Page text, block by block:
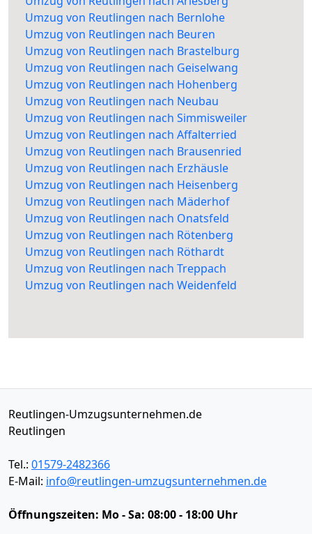
Umzug von Reutlingen nach Bernlohe
Umzug von Reutlingen nach Beuren
Umzug von Reutlingen nach Brastelburg
Umzug von Reutlingen nach Geiselwang
Umzug von Reutlingen nach Hohenberg
Umzug von Reutlingen nach Neubau
Umzug von Reutlingen nach Simmisweiler
Umzug von Reutlingen nach Affalterried
Umzug von Reutlingen nach Brausenried
Umzug von Reutlingen nach Erzhäusle
Umzug von Reutlingen nach Heisenberg
Umzug von Reutlingen nach Mäderhof
Umzug von Reutlingen nach Onatsfeld
Umzug von Reutlingen nach Rötenberg
Umzug von Reutlingen nach Röthardt
Umzug von Reutlingen nach Treppach
Umzug von Reutlingen nach Weidenfeld
Reutlingen-Umzugsunternehmen.de
Reutlingen
Tel.: 01579-2482366
E-Mail: info@reutlingen-umzugsunternehmen.de
Öffnungszeiten: Mo - Sa: 08:00 - 18:00 Uhr